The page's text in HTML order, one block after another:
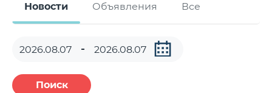
Новости Объявления Все
Поиск